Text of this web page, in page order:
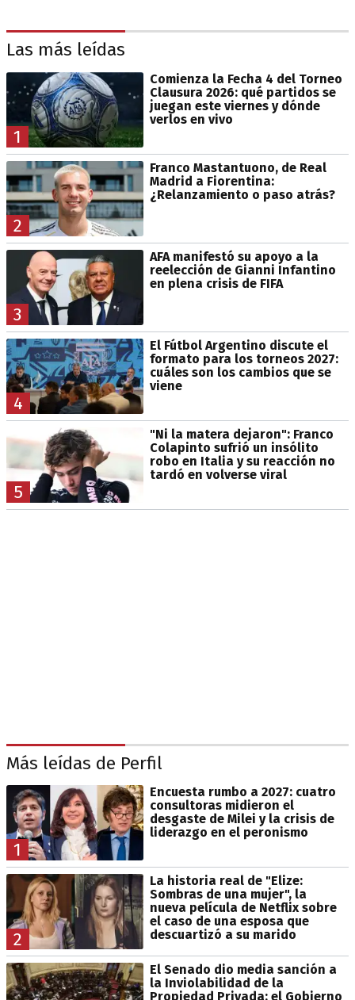
Las más leídas
1
Comienza la Fecha 4 del Torneo
Clausura 2026: qué partidos se
juegan este viernes y dónde
verlos en vivo
2
Franco Mastantuono, de Real
Madrid a Fiorentina:
¿Relanzamiento o paso atrás?
3
AFA manifestó su apoyo a la
reelección de Gianni Infantino
en plena crisis de FIFA
4
El Fútbol Argentino discute el
formato para los torneos 2027:
cuáles son los cambios que se
viene
5
"Ni la matera dejaron": Franco
Colapinto sufrió un insólito
robo en Italia y su reacción no
tardó en volverse viral
Más leídas de Perfil
1
Encuesta rumbo a 2027: cuatro
consultoras midieron el
desgaste de Milei y la crisis de
liderazgo en el peronismo
2
La historia real de "Elize:
Sombras de una mujer", la
nueva película de Netflix sobre
el caso de una esposa que
descuartizó a su marido
El Senado dio media sanción a
la Inviolabilidad de la
Propiedad Privada: el Gobierno